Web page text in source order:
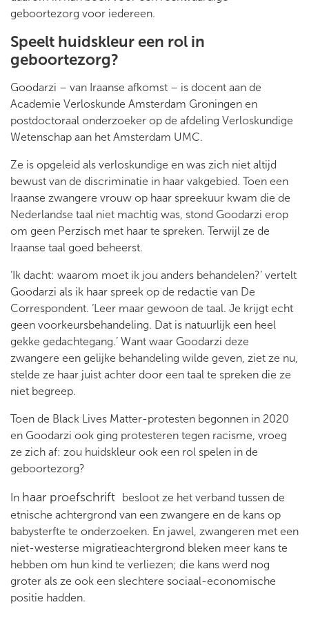
geboortezorg voor iedereen.
Speelt huidskleur een rol in
geboortezorg?
Goodarzi – van Iraanse afkomst – is docent aan de
Academie Verloskunde Amsterdam Groningen en
postdoctoraal onderzoeker op de afdeling Verloskundige
Wetenschap aan het Amsterdam UMC.
Ze is opgeleid als verloskundige en was zich niet altijd
bewust van de discriminatie in haar vakgebied. Toen een
Iraanse zwangere vrouw op haar spreekuur kwam die de
Nederlandse taal niet machtig was, stond Goodarzi erop
om geen Perzisch met haar te spreken. Terwijl ze de
Iraanse taal goed beheerst.
‘Ik dacht: waarom moet ik jou anders behandelen?’ vertelt
Goodarzi als ik haar spreek op de redactie van De
Correspondent. ‘Leer maar gewoon de taal. Je krijgt echt
geen voorkeursbehandeling. Dat is natuurlijk een heel
gekke gedachtegang.’ Want waar Goodarzi deze
zwangere een gelijke behandeling wilde geven, ziet ze nu,
stelde ze haar juist achter door een taal te spreken die ze
niet begreep.
Toen de Black Lives Matter-protesten begonnen in 2020
en Goodarzi ook ging protesteren tegen racisme, vroeg
ze zich af: zou huidskleur ook een rol spelen in de
geboortezorg?
In haar proefschrift
besloot ze het verband tussen de
etnische achtergrond van een zwangere en de kans op
babysterfte te onderzoeken. En jawel, zwangeren met een
niet-westerse migratieachtergrond bleken meer kans te
hebben om hun kind te verliezen; die kans werd nog
groter als ze ook een slechtere sociaal-economische
positie hadden.